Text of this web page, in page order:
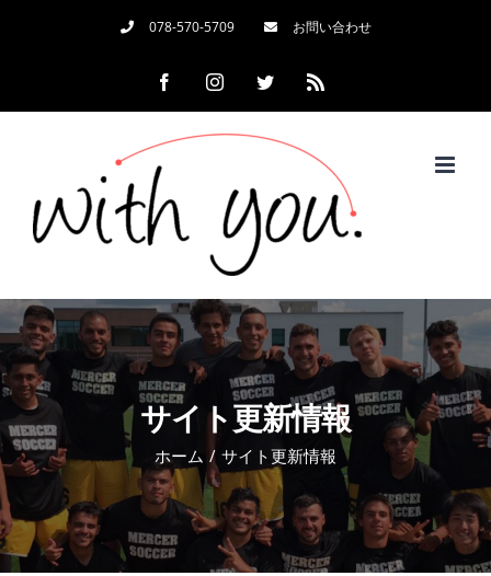
078-570-5709 お問い合わせ
FacebookInstagramTwitter
サイト更新情報
ホーム / サイト更新情報